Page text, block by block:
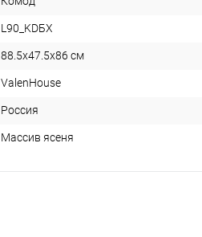
L90_KDБХ
88.5x47.5x86 см
ValenHouse
Россия
Массив ясеня